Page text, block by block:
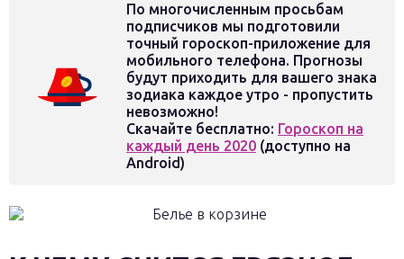
По многочисленным просьбам
подписчиков мы подготовили
точный гороскоп-приложение для
мобильного телефона. Прогнозы
будут приходить для вашего знака
зодиака каждое утро - пропустить
невозможно!
Скачайте бесплатно: Гороскоп на
каждый день 2020 (доступно на
Android)